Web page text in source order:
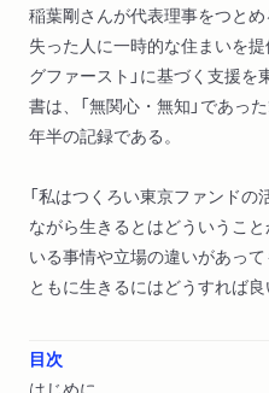
稲葉剛さんが代表理事をつと
失った人に一時的な住まいを
グファースト」に基づく支援
書は、「無関心・無知」であっ
年半の記録である。
「私はつくろい東京ファンド
ながら生きるとはどういうこ
いる事情や立場の違いがあっ
ともに生きるにはどうすれば良
目次
はじめに